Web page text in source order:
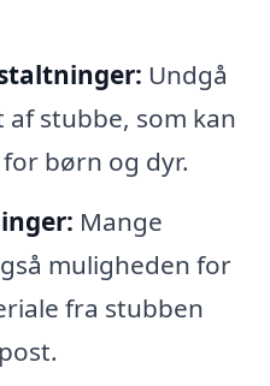
Undgå
stubbe, som kan
børn og dyr.
Mange
muligheden for
fra stubben